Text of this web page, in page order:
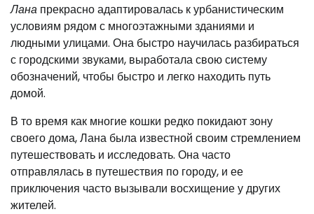
Лана прекрасно адаптировалась к урбанистическим
условиям рядом с многоэтажными зданиями и
людными улицами. Она быстро научилась разбираться
с городскими звуками, выработала свою систему
обозначений, чтобы быстро и легко находить путь
домой.
В то время как многие кошки редко покидают зону
своего дома, Лана была известной своим стремлением
путешествовать и исследовать. Она часто
отправлялась в путешествия по городу, и ее
приключения часто вызывали восхищение у других
жителей.